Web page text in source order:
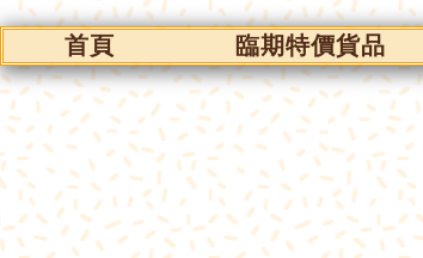
首頁 臨期特價貨品